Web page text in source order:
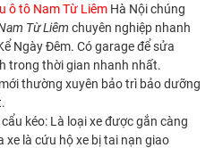
ô tô Nam Từ Liêm Hà Nội chúng
Từ Liêm chuyên nghiệp nhanh
Ngày Đêm. Có garage để sửa
trong thời gian nhanh nhất.
thường xuyên bảo trì bảo dưỡng
kéo: Là loại xe được gắn càng
xe là cứu hộ xe bị tai nạn giao